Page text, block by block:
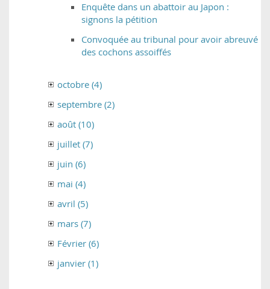
Enquête dans un abattoir au Japon :
signons la pétition
Convoquée au tribunal pour avoir abreuvé
des cochons assoiffés
octobre (4)
septembre (2)
août (10)
juillet (7)
juin (6)
mai (4)
avril (5)
mars (7)
Février (6)
janvier (1)